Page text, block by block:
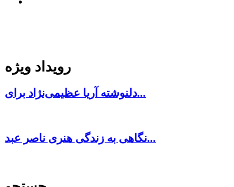
رویداد ویژه
دلنوشته آریا عظیمی‌نژاد برای...
نگاهی به زندگی هنری ناصر عبد...